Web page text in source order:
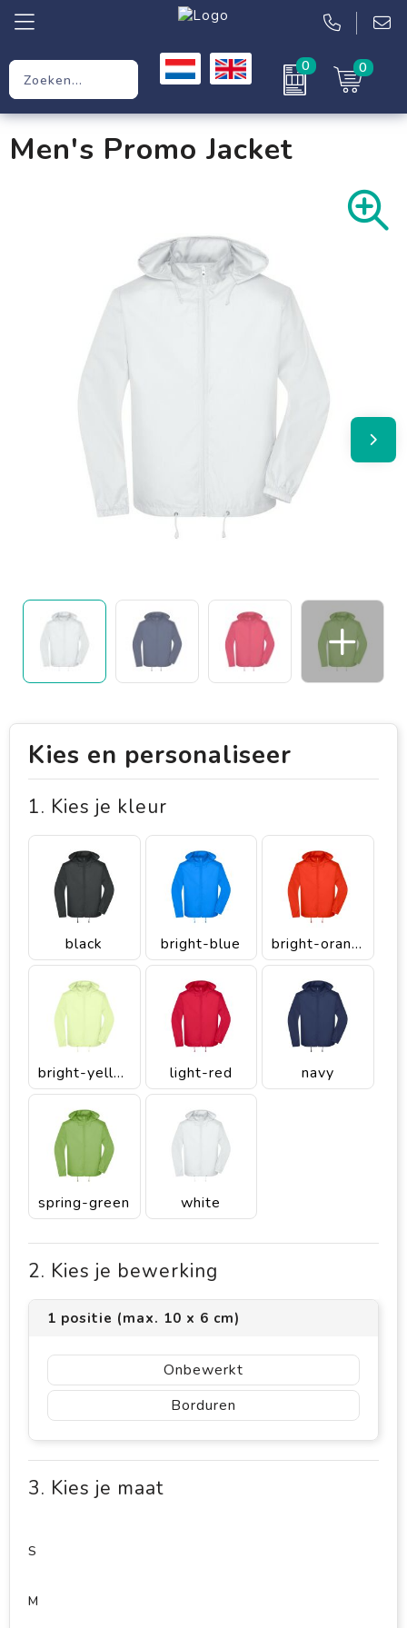
0 0
Werkkleding
Men's Promo Jacket
Kies en personaliseer
1. Kies je kleur
black bright-blue bright-orange
bright-yellow light-red navy
spring-green white
2. Kies je bewerking
1 positie (max. 10 x 6 cm)
Onbewerkt
Borduren
3. Kies je maat
S
M